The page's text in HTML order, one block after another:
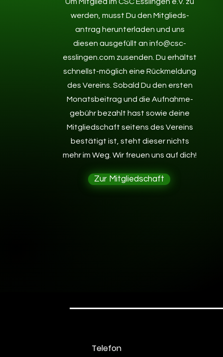
werden, musst Du den Mitglieds-
antrag herunterladen und uns
diesen ausgefüllt an info@csc-
esslingen.com zusenden. Du erhältst
schnellst-möglich eine Rückmeldung
des Vereins. Sobald Du den ersten
Monatsbeitrag und die Aufnahme-
gebühr bezahlt hast sowie deine
Mitgliedschaft seitens des Vereins
bestätigt ist, steht dieser nichts
mehr im Weg. Wir freuen uns auf dich!
Zur Mitgliedschaft
Telefon